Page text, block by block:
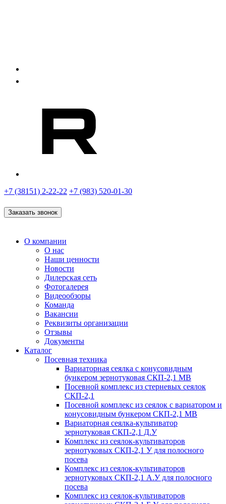
+7 (38151) 2-22-22 +7 (983) 520-01-30
Заказать звонок
О компании
О нас
Наши ценности
Новости
Дилерская сеть
Фотогалерея
Видеообзоры
Команда
Вакансии
Реквизиты организации
Отзывы
Документы
Каталог
Посевная техника
Вариаторная сеялка с конусовидным
бункером зернотуковая СКП-2,1 МВ
Посевной комплекс из стерневых сеялок
СКП-2,1
Посевной комплекс из сеялок с вариатором и
конусовидным бункером СКП-2,1 МВ
Вариаторная сеялка-культиватор
зернотуковая СКП-2,1 Д.У
Комплекс из сеялок-культиваторов
зернотуковых СКП-2,1 У для полосного
посева
Комплекс из сеялок-культиваторов
зернотуковых СКП-2,1 А.У для полосного
посева
Комплекс из сеялок-культиваторов